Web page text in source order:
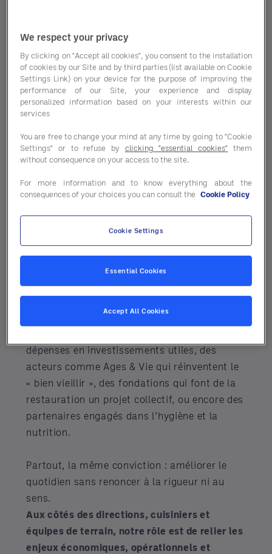
Dans un contexte de forte pression – budgets
contraints, inflation, normes croissantes,
attentes sociétales –, la mission d’AMi2 par
complexité et transformer chaque décision
en levier d’efficacité durable.
Ce numéro en est l’illustration : des
dépenses en investissements utiles, des
acteurs comme Ages & Vie qui réinventent le
« bien vieillir », des fondations qui font de la
restauration un projet collectif, ou encore des
partenaires engagés dans l’hygiène et la
nutrition.
Partout, la même conviction : améliorer le
quotidien sans renoncer à la rigueur ni au
sens.
Aux côtés des directions, cuisiniers et
équipes de terrain, notre rôle est de relier les
enjeux économiques, opérationnels et
We respect your privacy
By clicking on "Accept all cookies", you consent to the installation
of cookies by our Site and by third parties (list available on Cookie
Settings Link) on your device for the purpose of improving the
performance of our Site, your experience and display
personalized information based on your interests within our
services
You are free to change your mind at any time by going to "Cookie
Settings" or to refuse by clicking "essential cookies" them
without consequence on your access to the site.
For more information and to know everything about the
consequences of your choices you can consult the Cookie Policy
Cookie Settings
Essential Cookies
Accept All Cookies